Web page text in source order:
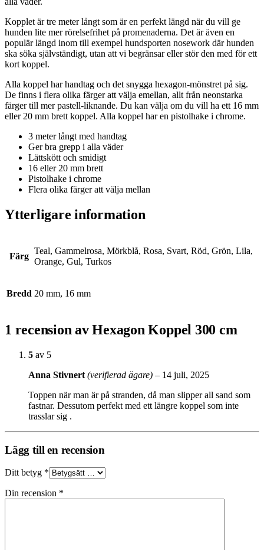
Kopplet är tre meter långt som är en perfekt längd när du vill ge
hunden lite mer rörelsefrihet på promenaderna. Det är även en
populär längd inom till exempel hundsporten nosework där hunden
ska söka självständigt, utan att vi begränsar eller stör den med för ett
kort koppel.
Alla koppel har handtag och det snygga hexagon-mönstret på sig.
De finns i flera olika färger att välja emellan, allt från neonstarka
färger till mer pastell-liknande. Du kan välja om du vill ha ett 16 mm
eller 20 mm brett koppel. Alla koppel har en pistolhake i chrome.
3 meter långt med handtag
Ger bra grepp i alla väder
Lättskött och smidigt
16 eller 20 mm brett
Pistolhake i chrome
Flera olika färger att välja mellan
Ytterligare information
Färg
Teal, Gammelrosa, Mörkblå, Rosa, Svart, Röd, Grön, Lila,
Orange, Gul, Turkos
Bredd 20 mm, 16 mm
1 recension avHexagon Koppel 300 cm
5 av 5
Anna Stivnert (verifierad ägare) – 14 juli, 2025
Toppen när man är på stranden, då man slipper all sand som
fastnar. Dessutom perfekt med ett längre koppel som inte
trasslar sig .
Lägg till en recension
Ditt betyg *
Din recension *